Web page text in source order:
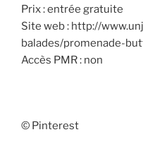
Prix : entrée gratuite
Site web : http://
balades/promenade-
Accès PMR : non
© Pinterest